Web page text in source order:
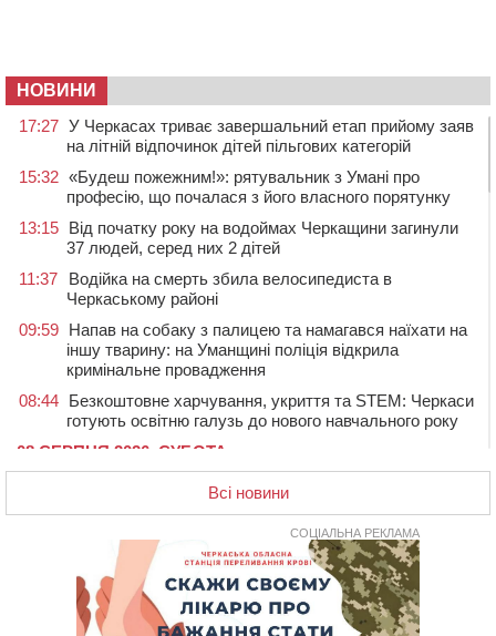
НОВИНИ
17:27 У Черкасах триває завершальний етап прийому заяв
на літній відпочинок дітей пільгових категорій
15:32 «Будеш пожежним!»: рятувальник з Умані про
професію, що почалася з його власного порятунку
13:15 Від початку року на водоймах Черкащини загинули
37 людей, серед них 2 дітей
11:37
Водійка на смерть збила велосипедиста в
Черкаському районі
09:59 Напав на собаку з палицею та намагався наїхати на
іншу тварину: на Уманщині поліція відкрила
кримінальне провадження
08:44 Безкоштовне харчування, укриття та STEM: Черкаси
готують освітню галузь до нового навчального року
08 СЕРПНЯ 2026, СУБОТА
Черкаські вершники здобули нагороди української
На Уманщині експосадовицю відділу освіти
судитимуть через завдані бюджету збитки
У Єрках прощатимуться з полеглим на Курщині
стрільцем ДШВ
Всі новини
СОЦІАЛЬНА РЕКЛАМА